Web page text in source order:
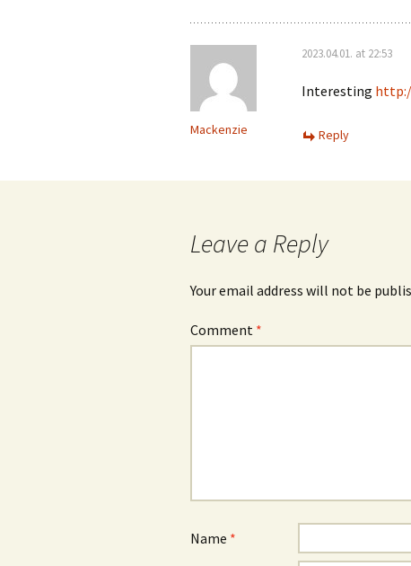
Mackenzie
2023.04.01. at 22:53
Interesting
Reply
Leave a Reply
Your email address will not be
Comment *
Name *